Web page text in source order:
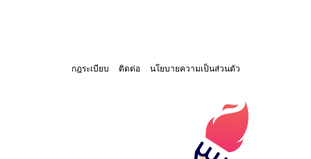
กฎระเบียบ ติดต่อ นโยบายความเป็นส่วนตัว